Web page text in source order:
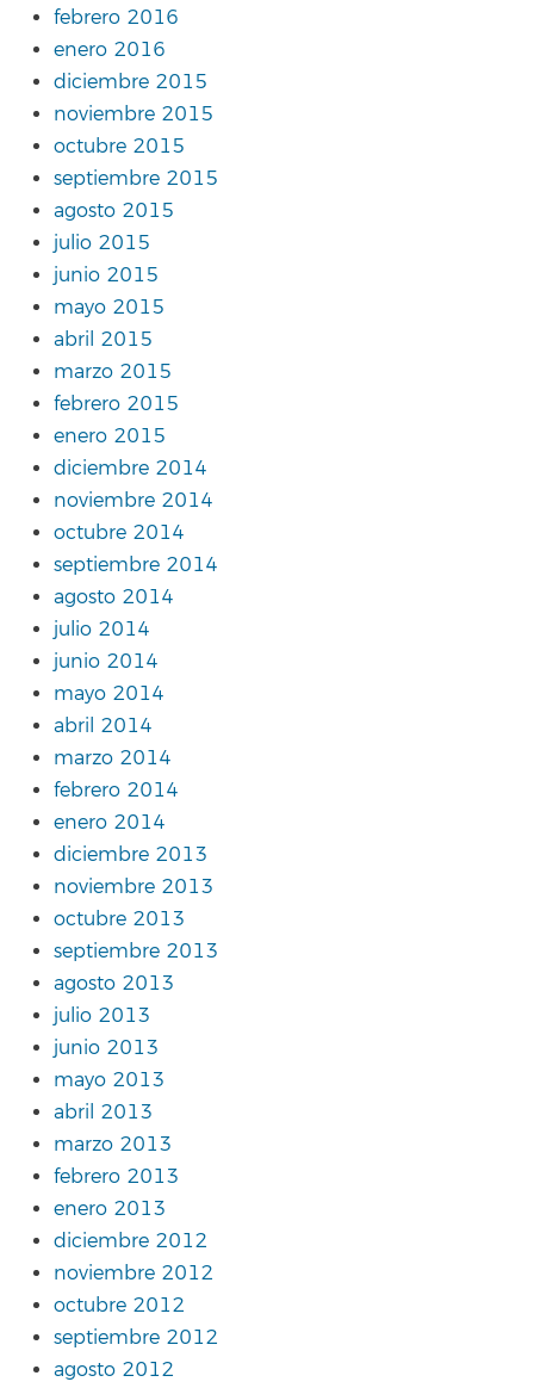
febrero 2016
enero 2016
diciembre 2015
noviembre 2015
octubre 2015
septiembre 2015
agosto 2015
julio 2015
junio 2015
mayo 2015
abril 2015
marzo 2015
febrero 2015
enero 2015
diciembre 2014
noviembre 2014
octubre 2014
septiembre 2014
agosto 2014
julio 2014
junio 2014
mayo 2014
abril 2014
marzo 2014
febrero 2014
enero 2014
diciembre 2013
noviembre 2013
octubre 2013
septiembre 2013
agosto 2013
julio 2013
junio 2013
mayo 2013
abril 2013
marzo 2013
febrero 2013
enero 2013
diciembre 2012
noviembre 2012
octubre 2012
septiembre 2012
agosto 2012